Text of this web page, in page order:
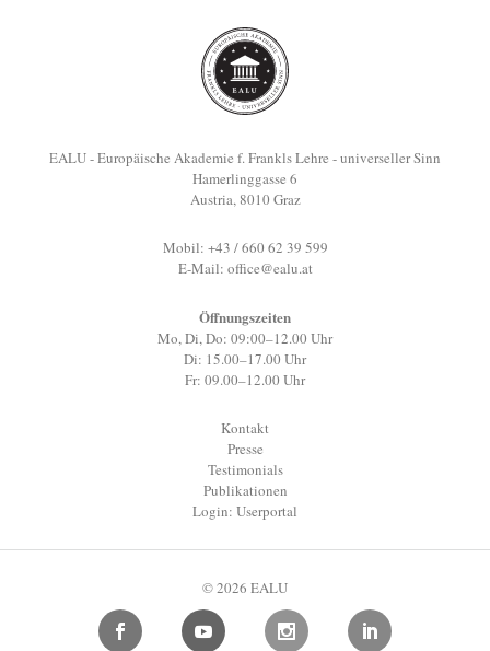
EALU - Europäische Akademie f. Frankls Lehre - universeller Sinn
Hamerlinggasse 6
Austria, 8010 Graz
Mobil: +43 / 660 62 39 599
E-Mail: office@ealu.at
Öffnungszeiten
Mo, Di, Do: 09:00–12.00 Uhr
Di: 15.00–17.00 Uhr
Fr: 09.00–12.00 Uhr
Kontakt
Presse
Testimonials
Publikationen
Login: Userportal
© 2026 EALU